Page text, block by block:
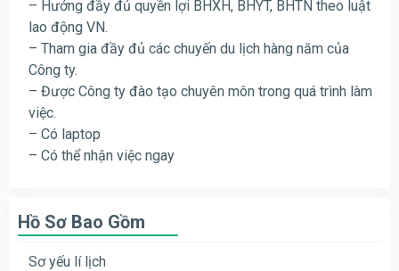
– Hưởng đầy đủ quyền lợi BHXH, BHYT, BHTN theo luật
lao động VN.
– Tham gia đầy đủ các chuyến du lịch hàng năm của
Công ty.
– Được Công ty đào tạo chuyên môn trong quá trình làm
việc.
– Có laptop
– Có thể nhận việc ngay
Hồ Sơ Bao Gồm
Sơ yếu lí lịch